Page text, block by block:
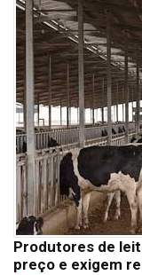
Produtores de
preço e exigem